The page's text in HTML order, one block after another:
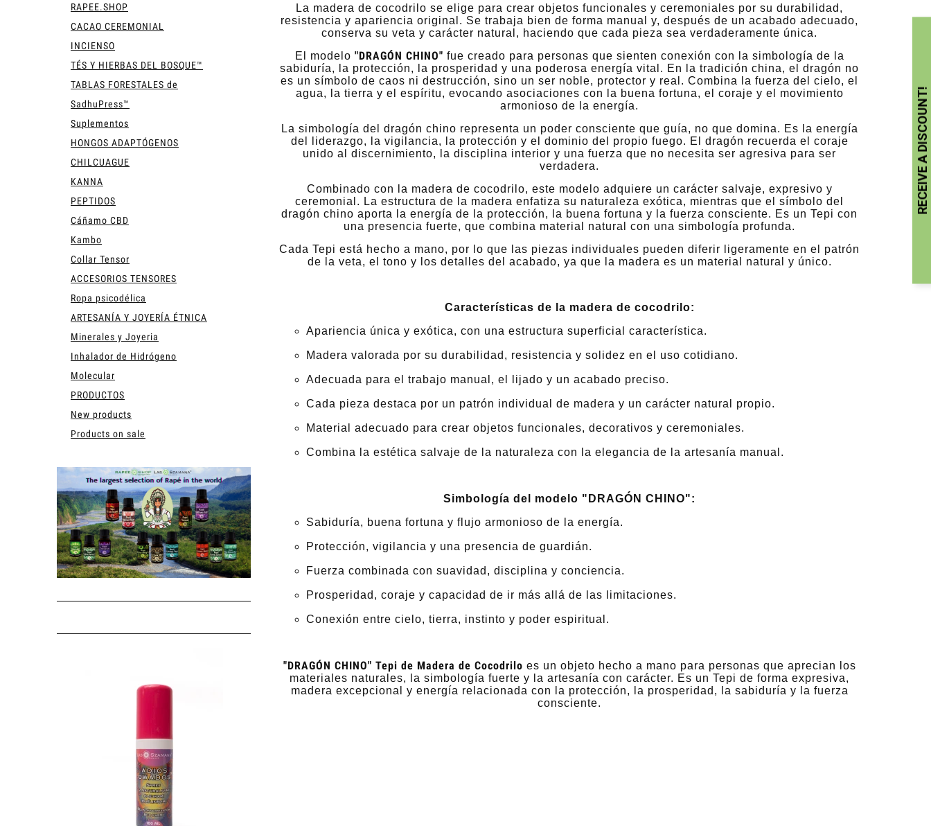
RAPEE.SHOP
CACAO CEREMONIAL
INCIENSO
TÉS Y HIERBAS DEL BOSQUE™
TABLAS FORESTALES de
SadhuPress™
Suplementos
HONGOS ADAPTÓGENOS
CHILCUAGUE
KANNA
PEPTIDOS
Cáñamo CBD
Kambo
Collar Tensor
ACCESORIOS TENSORES
Ropa psicodélica
ARTESANÍA Y JOYERÍA ÉTNICA
Minerales y Joyeria
Inhalador de Hidrógeno
Molecular
PRODUCTOS
New products
Products on sale
La madera de cocodrilo se elige para crear objetos funcionales y ceremoniales por su durabilidad,
resistencia y apariencia original. Se trabaja bien de forma manual y, después de un acabado adecuado,
conserva su veta y carácter natural, haciendo que cada pieza sea verdaderamente única.
El modelo "DRAGÓN CHINO" fue creado para personas que sienten conexión con la simbología de la
sabiduría, la protección, la prosperidad y una poderosa energía vital. En la tradición china, el dragón no
es un símbolo de caos ni destrucción, sino un ser noble, protector y real. Combina la fuerza del cielo, el
agua, la tierra y el espíritu, evocando asociaciones con la buena fortuna, el coraje y el movimiento
armonioso de la energía.
La simbología del dragón chino representa un poder consciente que guía, no que domina. Es la energía
del liderazgo, la vigilancia, la protección y el dominio del propio fuego. El dragón recuerda el coraje
unido al discernimiento, la disciplina interior y una fuerza que no necesita ser agresiva para ser
verdadera.
Combinado con la madera de cocodrilo, este modelo adquiere un carácter salvaje, expresivo y
ceremonial. La estructura de la madera enfatiza su naturaleza exótica, mientras que el símbolo del
dragón chino aporta la energía de la protección, la buena fortuna y la fuerza consciente. Es un Tepi con
una presencia fuerte, que combina material natural con una simbología profunda.
Cada Tepi está hecho a mano, por lo que las piezas individuales pueden diferir ligeramente en el patrón
de la veta, el tono y los detalles del acabado, ya que la madera es un material natural y único.
Características de la madera de cocodrilo:
Apariencia única y exótica, con una estructura superficial característica.
Madera valorada por su durabilidad, resistencia y solidez en el uso cotidiano.
Adecuada para el trabajo manual, el lijado y un acabado preciso.
Cada pieza destaca por un patrón individual de madera y un carácter natural propio.
Material adecuado para crear objetos funcionales, decorativos y ceremoniales.
Combina la estética salvaje de la naturaleza con la elegancia de la artesanía manual.
Simbología del modelo "DRAGÓN CHINO":
Sabiduría, buena fortuna y flujo armonioso de la energía.
Protección, vigilancia y una presencia de guardián.
Fuerza combinada con suavidad, disciplina y conciencia.
Prosperidad, coraje y capacidad de ir más allá de las limitaciones.
Conexión entre cielo, tierra, instinto y poder espiritual.
"DRAGÓN CHINO" Tepi de Madera de Cocodrilo es un objeto hecho a mano para personas que aprecian los
materiales naturales, la simbología fuerte y la artesanía con carácter. Es un Tepi de forma expresiva,
madera excepcional y energía relacionada con la protección, la prosperidad, la sabiduría y la fuerza
consciente.